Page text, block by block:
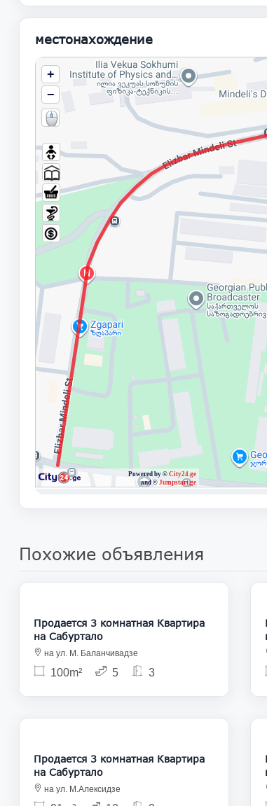
местонахождение
Похожие объявления
220 000
Продается 3 комнатная Квартира
на Сабуртало
на ул. М. Баланчивадзе
100m² 5 3
264 000
Продается 3 комнатная Квартира
на Сабуртало
на ул. М.Алексидзе